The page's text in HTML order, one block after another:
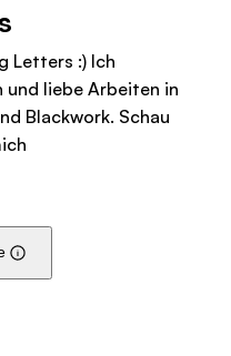
Letters :) Ich
liebe Arbeiten in
Blackwork. Schau